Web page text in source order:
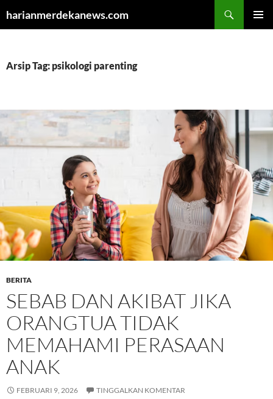
harianmerdekanews.com
Arsip Tag: psikologi parenting
BERITA
SEBAB DAN AKIBAT JIKA
ORANGTUA TIDAK
MEMAHAMI PERASAAN
ANAK
FEBRUARI 9, 2026 TINGGALKAN KOMENTAR